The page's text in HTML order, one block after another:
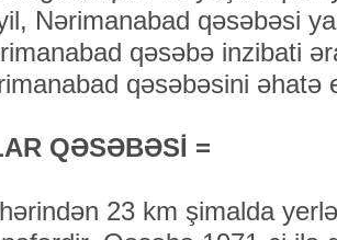
Nərimanabad qəsəbəsi
qəsəbə inzibati
qəsəbəsini əhatə
QƏSƏBƏSİ =
23 km şimalda